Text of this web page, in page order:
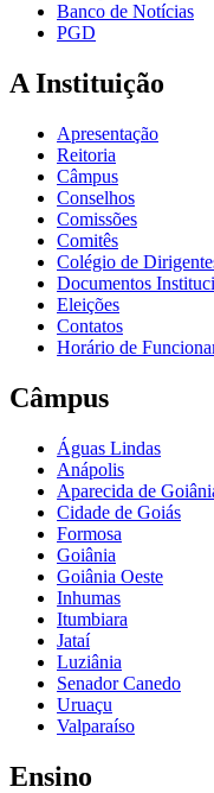
Banco de Notícias
PGD
A Instituição
Apresentação
Reitoria
Câmpus
Conselhos
Comissões
Comitês
Colégio de
Documentos
Eleições
Contatos
Horário de
Câmpus
Águas Lindas
Anápolis
Aparecida de
Cidade de Goiás
Formosa
Goiânia
Goiânia Oeste
Inhumas
Itumbiara
Jataí
Luziânia
Senador Canedo
Uruaçu
Valparaíso
Ensino